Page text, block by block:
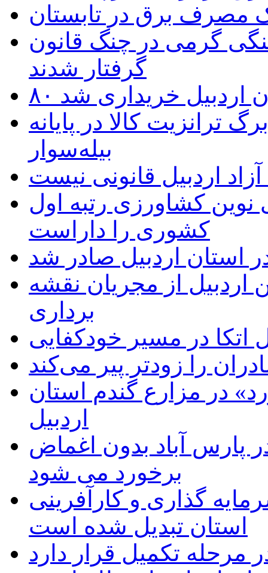
مصرف برق در تابستان
گرمی در چنگ قانون
گرفتار شدند
اردبیل خریداری شد
کالا در پایانه
بیله‌سوار
اردبیل قانونی نیست
نوین کشاورزی رتبه اول
کشوری را داراست
استان اردبیل صادر شد
از مجریان نقشه
برداری
در مسیر خودکفایی
را زودتر پیر می‌کند
در مزارع گندم استان
اردبیل
پارس آباد بدون اغماض
برخورد می شود
گذاری و کارآفرینی
استان تبدیل شده است
مرحله تکمیل قرار دارد